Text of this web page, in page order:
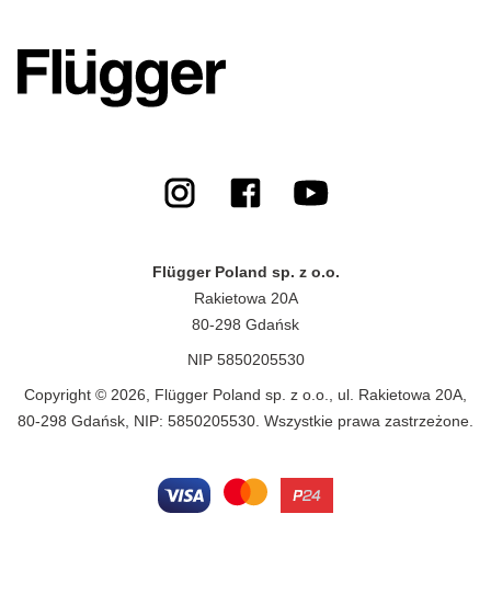
Flügger Poland sp. z o.o.
Rakietowa 20A
80-298 Gdańsk
NIP 5850205530
Copyright © 2026, Flügger Poland sp. z o.o., ul. Rakietowa 20A,
80-298 Gdańsk, NIP: 5850205530. Wszystkie prawa zastrzeżone.